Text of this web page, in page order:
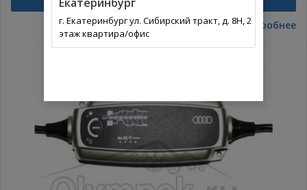
Подробнее
г. Екатеринбург ул. Сибирский тракт, д. 8Н, 2
этаж квартира/офис